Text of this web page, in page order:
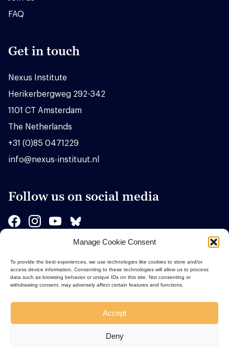
Manage Cookie Consent
To provide the best experiences, we use technologies like cookies to store and/or
access device information. Consenting to these technologies will allow us to process
data such as browsing behavior or unique IDs on this site. Not consenting or
withdrawing consent, may adversely affect certain features and functions.
Accept
Deny
FAQ
Get in touch
Nexus Institute
Herikerbergweg 292-342
1101 CT Amsterdam
The Netherlands
+31 (0)85 0471229
info@nexus-instituut.nl
Follow us on social media